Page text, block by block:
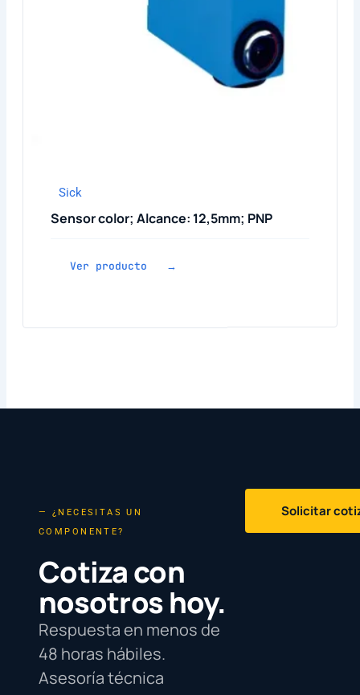
Sick
Sensor color; Alcance: 12,5mm; PNP
Ver producto →
— ¿NECESITAS UN
COMPONENTE?
Cotiza con
nosotros hoy.
Respuesta en menos de
48 horas hábiles.
Asesoría técnica
Solicitar